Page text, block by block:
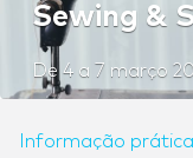
Sewing &
De 4 a 7 março
Informação prática